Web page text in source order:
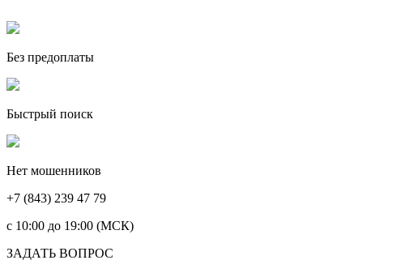
Без предоплаты
Быстрый поиск
Нет мошенников
+7 (843) 239 47 79
c 10:00 до 19:00 (МСК)
ЗАДАТЬ ВОПРОС